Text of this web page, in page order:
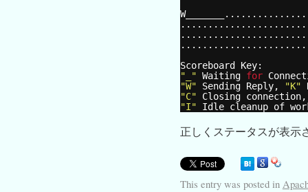
Scoreboard Key:
"_" Waiting for
"W"
Sending Reply, "K"
"C"
Closing
"I"
Idle cleanup of
正しくステータスが表示
This entry was posted in